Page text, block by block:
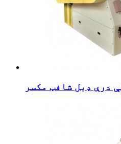
درې ډبل شافټ مکسر